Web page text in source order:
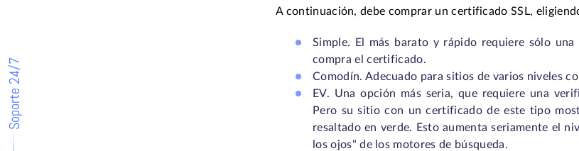
Soporte 24/7
A continuación, debe comprar un certificado SSL,
Simple. El más barato y rápido requiere sólo
compra el certificado.
Comodín. Adecuado para sitios de varios niveles
EV. Una opción más seria, que requiere una
Pero su sitio con un certificado de este tipo
resaltado en verde. Esto aumenta seriamente el
los ojos" de los motores de búsqueda.